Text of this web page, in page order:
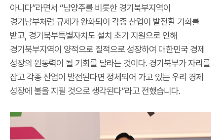
아니다”라면서 “남양주를 비롯한 경기북부지역이
경기남부처럼 규제가 완화되어 각종 산업이 발전할 기회를
받고, 경기북부특별자치도 설치 초기 지원으로 인해
경기북부지역이 양적으로 질적으로 성장하여 대한민국 경제
성장의 원동력이 될 기회를 달라는 것이다. 경기북부가 자리를
잡고 각종 산업이 발전된다면 정체되어 가고 있는 우리 경제
성장에 불을 지필 것으로 생각된다”라고 전했습니다.